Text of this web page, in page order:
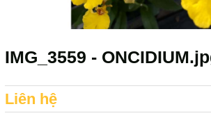
IMG_3559 -
Liên hệ